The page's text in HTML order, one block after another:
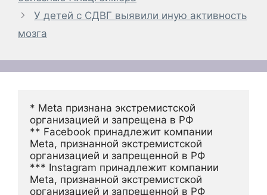
У детей с СДВГ выявили иную активность
мозга
* Meta признана экстремистской
организацией и запрещена в РФ
** Facebook принадлежит компании
Meta, признанной экстремистской
организацией и запрещенной в РФ
*** Instagram принадлежит компании
Meta, признанной экстремистской
организацией и запрещенной в РФ